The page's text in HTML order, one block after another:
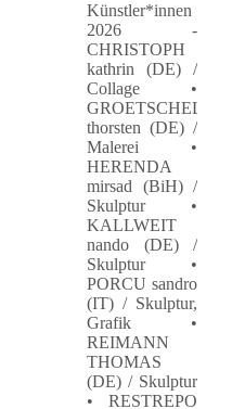
Künstler*innen
2026 -
CHRISTOPH
kathrin (DE) /
Collage •
GROETSCHEL
thorsten (DE) /
Malerei •
HERENDA
mirsad (BiH) /
Skulptur •
KALLWEIT
nando (DE) /
Skulptur •
PORCU sandro
(IT) / Skulptur,
Grafik •
REIMANN
THOMAS
(DE) / Skulptur
• RESTREPO